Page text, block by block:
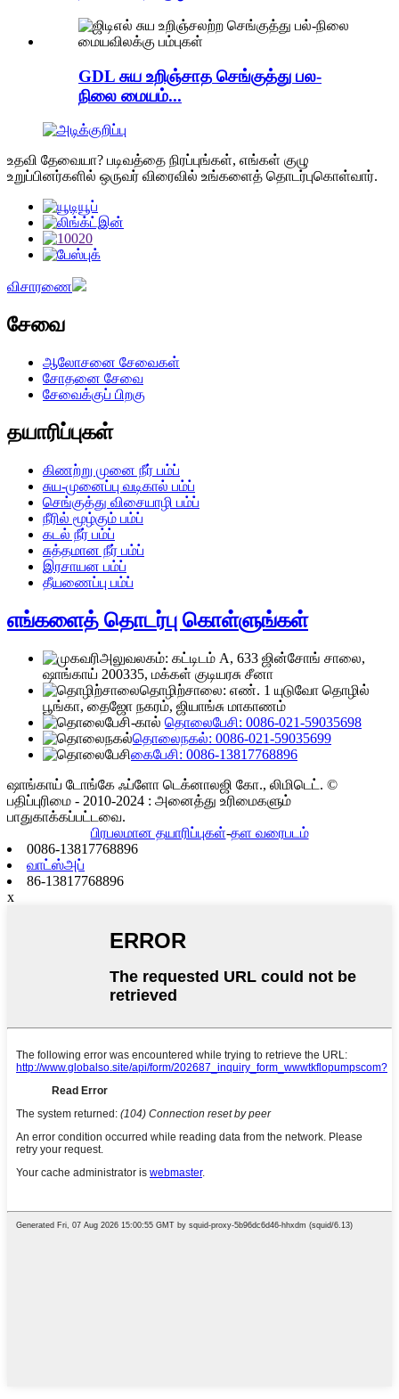
GDL சுய உறிஞ்சாத செங்குத்து பல-
நிலை மையம்...
உதவி தேவையா? படிவத்தை நிரப்புங்கள், எங்கள் குழு
உறுப்பினர்களில் ஒருவர் விரைவில் உங்களைத் தொடர்புகொள்வார்.
விசாரணை
சேவை
ஆலோசனை சேவைகள்
சோதனை சேவை
சேவைக்குப் பிறகு
தயாரிப்புகள்
கிணற்று முனை நீர் பம்ப்
சுய-முனைப்பு வடிகால் பம்ப்
செங்குத்து விசையாழி பம்ப்
நீரில் மூழ்கும் பம்ப்
கடல் நீர் பம்ப்
சுத்தமான நீர் பம்ப்
இரசாயன பம்ப்
தீயணைப்பு பம்ப்
எங்களைத் தொடர்பு கொள்ளுங்கள்
அலுவலகம்: கட்டிடம் A, 633 ஜின்சோங் சாலை,
ஷாங்காய் 200335, மக்கள் குடியரசு சீனா
தொழிற்சாலை: எண். 1 யுடுவோ தொழில்
பூங்கா, தைஜோ நகரம், ஜியாங்சு மாகாணம்
தொலைபேசி: 0086-021-59035698
தொலைநகல்: 0086-021-59035699
கைபேசி: 0086-13817768896
ஷாங்காய் டோங்கே ஃப்ளோ டெக்னாலஜி கோ., லிமிடெட். ©
பதிப்புரிமை - 2010-2024 : அனைத்து உரிமைகளும்
பாதுகாக்கப்பட்டவை.
பிரபலமான தயாரிப்புகள்-தள வரைபடம்
0086-13817768896
வாட்ஸ்அப்
86-13817768896
x